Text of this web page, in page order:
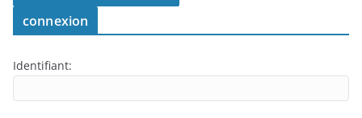
connexion
Identifiant: